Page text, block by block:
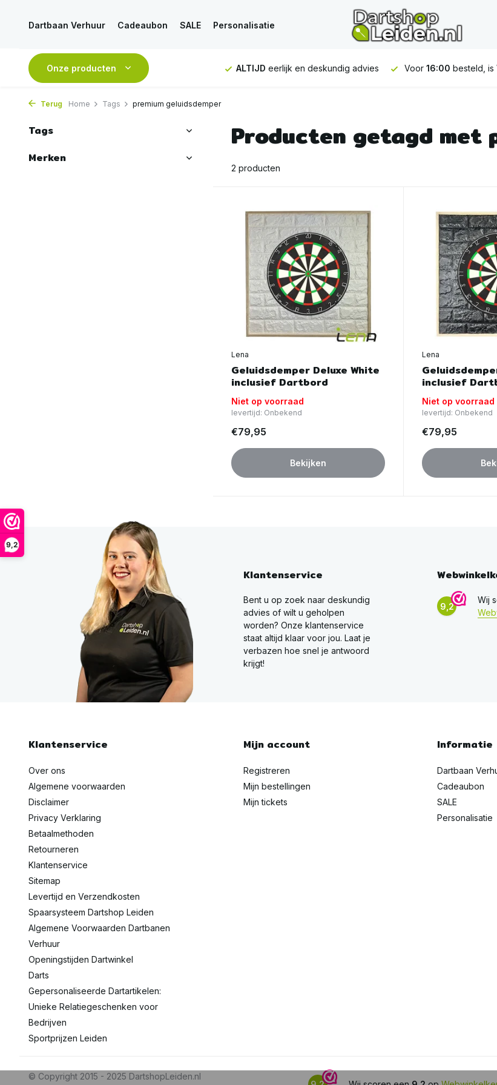
9,2
Dartbaan Verhuur Cadeaubon SALE Personalisatie
Onze producten
verstuurd GRATIS verzending vanaf 50€ ALTIJD eerlijk en deskundig advies Voor 16:00 besteld, is
Terug Home Tags premium geluidsdemper
Tags
Merken
Producten getagd met
2 producten
Lena
Geluidsdemper Deluxe White
inclusief Dartbord
Niet op voorraad
levertijd: Onbekend
€79,95
Bekijken
Lena
inclusief
Niet op voorraad
levertijd: Onbekend
€79,95
Klantenservice
Bent u op zoek naar deskundig
advies of wilt u geholpen
worden? Onze klantenservice
staat altijd klaar voor jou. Laat je
verbazen hoe snel je antwoord
krijgt!
9,2
Wij
Klantenservice
Over ons
Algemene voorwaarden
Disclaimer
Privacy Verklaring
Betaalmethoden
Retourneren
Klantenservice
Sitemap
Levertijd en Verzendkosten
Spaarsysteem Dartshop Leiden
Algemene Voorwaarden Dartbanen
Verhuur
Openingstijden Dartwinkel
Darts
Gepersonaliseerde Dartartikelen:
Unieke Relatiegeschenken voor
Bedrijven
Sportprijzen Leiden
Mijn account
Registreren
Mijn bestellingen
Mijn tickets
Informatie
Dartbaan
Cadeaubon
SALE
Personalisatie